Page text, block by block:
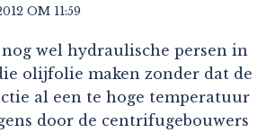
OM 11:59
wel hydraulische persen in
olijfolie maken zonder dat de
al een te hoge temperatuur
door de centrifugebouwers